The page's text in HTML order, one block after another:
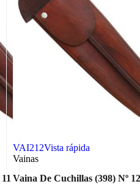
VAI212Vista rápida
Vainas
Vaina De Cuchillas (398) Nº 12